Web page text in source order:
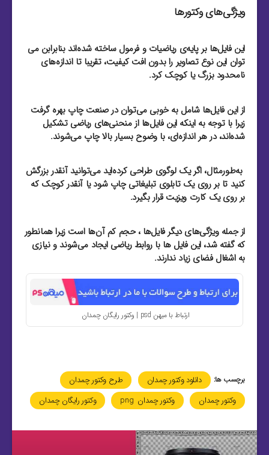
ویژگی‌های وکتورها
این فایل‌ها بر پایه‌ی ریاضیات و فرمول ساخته شده‌اند بنابرابن می
توان این نوع تصاویر را بدون افت کیفیت، تقریبا تا اندازه‌های
نامحدود بزرگ یا کوچک کرد.
از این فایل‌‌ها شامل به خوبی می‌توان در صنعت چاپ بهره گرفت
زیرا با توجه به اینکه این فایل‌‌ها از منحنی‌های ریاضی تشکیل
شده‌اند، در هر اندازه‌ای، با وضوح بسیار بالا چاپ می‌شوند.
به‌طور‌مثال، اگر یک لوگوی طراحی کرده‌اید می‌توانید آنقدر بزرگش
کنید تا بر روی یک تابلوی تبلیغاتی چاپ شود یا آنقدر کوچک که
بر روی یک کارت ویزیت قرار بگیرد.
از جمله ویژگی‌های دیگر فایل‌ها ، حجم کم آن‌ها است زیرا همانطور
که گفته شد، این فایل‌ ها با روابط ریاضی ایجاد می‌شوند و نیازی
به اشغال فضای زیاد ندارند.
ارتباط با میهن psd | وکتور رایگان چمدان
برچسب ها: دانلود وکتور چمدان
طرح وکتور چمدان
وکتور چمدان
وکتور چمدان png وکتور رایگان چمدان